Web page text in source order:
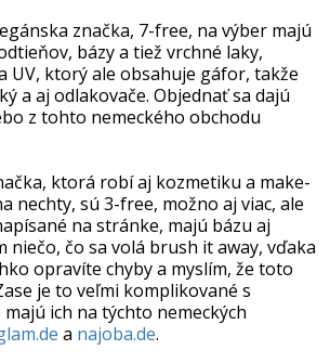
značka, 7-free, na výber majú
bázy a tiež vrchné laky,
UV, ktorý ale obsahuje gáfor, takže
a aj odlakovače. Objednať sa dajú
z tohto nemeckého obchodu
ktorá robí aj kozmetiku a make-
nechty, sú 3-free, možno aj viac, ale
na stránke, majú bázu aj
niečo, čo sa volá brush it away, vďaka
opravíte chyby a myslím, že toto
je to veľmi komplikované s
ich na týchto nemeckých
a najoba.de.